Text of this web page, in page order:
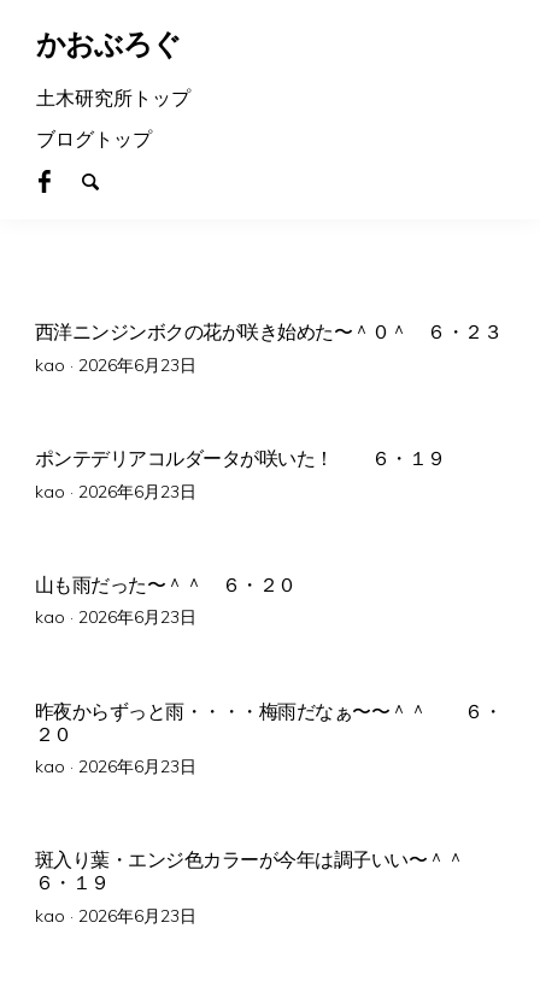
かおぶろぐ
土木研究所トップ
ブログトップ
西洋ニンジンボクの花が咲き始めた〜＾０＾ ６・２３
kao · Posted
2026年6月23日
ポンテデリアコルダータが咲いた！ ６・１９
kao · Posted
2026年6月23日
山も雨だった〜＾＾ ６・２０
kao · Posted
2026年6月23日
昨夜からずっと雨・・・・梅雨だなぁ〜〜＾＾ ６・
２０
kao · Posted
2026年6月23日
斑入り葉・エンジ色カラーが今年は調子いい〜＾＾
６・１９
kao · Posted
2026年6月23日